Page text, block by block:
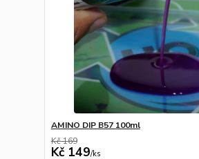
AMINO DIP B57 100ml
Kč 169
Kč 149/ks